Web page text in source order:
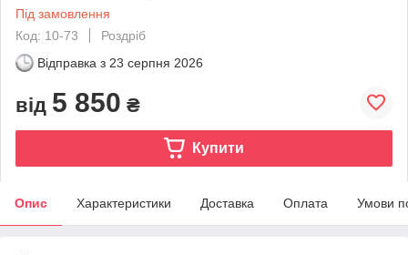
Під замовлення
Код: 10-73
Роздріб
Відправка з 23 серпня 2026
від 5 850 ₴
Купити
Опис Характеристики Доставка Оплата Умови